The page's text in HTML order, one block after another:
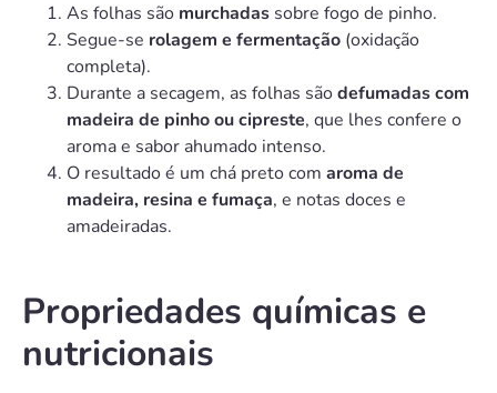
As folhas são murchadas sobre fogo de pinho.
Segue-se rolagem e fermentação (oxidação
completa).
Durante a secagem, as folhas sãodefumadas com
madeira de pinho ou cipreste, que lhes confere o
aroma e sabor ahumado intenso.
O resultado é um chá preto com aroma de
madeira, resina e fumaça, e notas doces e
amadeiradas.
Propriedades químicas e
nutricionais